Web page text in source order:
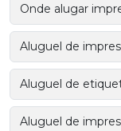
Onde alugar
Aluguel de
Aluguel de
Aluguel de